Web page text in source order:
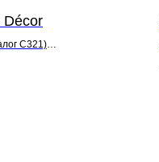
Décor
C321)